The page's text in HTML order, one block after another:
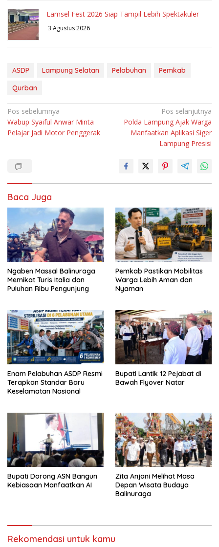
Lamsel Fest 2026 Siap Tampil Lebih Spektakuler
3 Agustus 2026
ASDP Lampung Selatan Pelabuhan
Pemkab
Qurban
Navigasi
pos
Pos sebelumnya
Wabup Syaiful Anwar Minta
Pelajar Jadi Motor Penggerak
Pos selanjutnya
Polda Lampung Ajak Warga
Manfaatkan Aplikasi Siger
Lampung Presisi
Baca Juga
Ngaben Massal Balinuraga
Memikat Turis Italia dan
Puluhan Ribu Pengunjung
Pemkab Pastikan Mobilitas
Warga Lebih Aman dan
Nyaman
Enam Pelabuhan ASDP Resmi
Terapkan Standar Baru
Keselamatan Nasional
Bupati Lantik 12 Pejabat di
Bawah Flyover Natar
Bupati Dorong ASN Bangun
Kebiasaan Manfaatkan AI
Zita Anjani Melihat Masa
Depan Wisata Budaya
Balinuraga
Rekomendasi untuk kamu